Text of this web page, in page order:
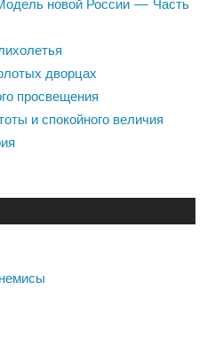
новой России — Часть
дворцах
просвещения
и спокойного величия